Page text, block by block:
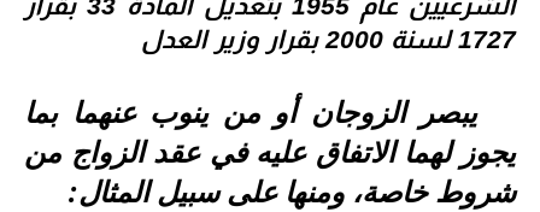
الشرعيين عام 1955 بتعديل المادة 33 بقرار
1727 لسنة 2000 بقرار وزير العدل
يبصر الزوجان أو من ينوب عنهما بما
يجوز لهما الاتفاق عليه في عقد الزواج من
شروط خاصة، ومنها على سبيل المثال: